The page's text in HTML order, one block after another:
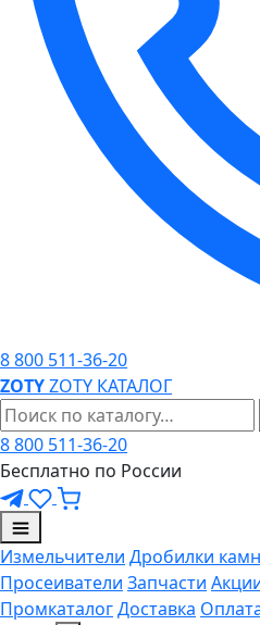
8 800 511-36-20
ZOTYZOTY КАТАЛОГ
8 800 511-36-20
Бесплатно по России
Измельчители Дробилки
Просеиватели Запчасти
ПромкаталогДоставка